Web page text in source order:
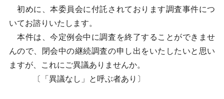
初めに、本委員会に付託されております調査事件につ
いてお諮りいたします。
本件は、今定例会中に調査を終了することができませ
んので、閉会中の継続調査の申し出をいたしたいと思い
ますが、これにご異議ありませんか。
〔「異議なし」と呼ぶ者あり〕